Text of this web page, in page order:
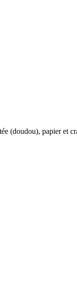
(doudou), papier et